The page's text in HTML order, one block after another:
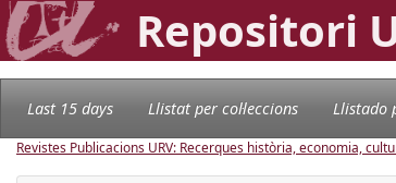
Repositori
Last 15 days Llistat per col·leccions Llistado
Revistes Publicacions URV: Recerques història, economia,